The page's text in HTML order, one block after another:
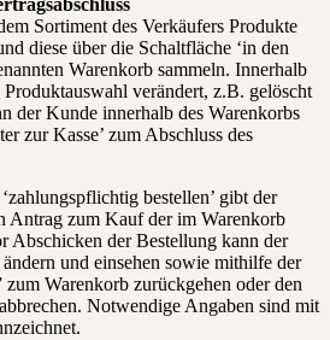
Sortiment des Verkäufers Produkte
diese über die Schaltfläche ‘in den
Warenkorb sammeln. Innerhalb
verändert, z.B. gelöscht
der Kunde innerhalb des Warenkorbs
zur Kasse’ zum Abschluss des
bestellen’ gibt der
Antrag zum Kauf der im Warenkorb
Abschicken der Bestellung kann der
und einsehen sowie mithilfe der
Warenkorb zurückgehen oder den
Notwendige Angaben sind mit